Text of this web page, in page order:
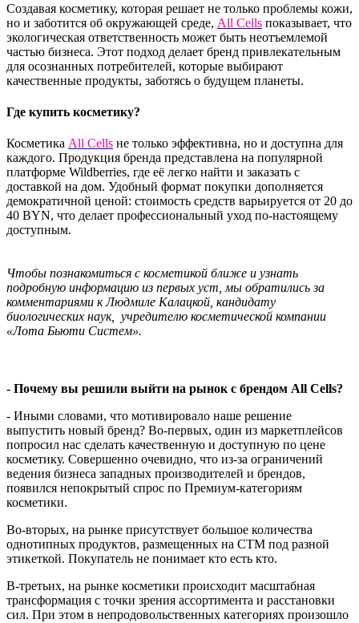
Создавая косметику, которая решает не только проблемы кожи,
но и заботится об окружающей среде, All Cells показывает, что
экологическая ответственность может быть неотъемлемой
частью бизнеса. Этот подход делает бренд привлекательным
для осознанных потребителей, которые выбирают
качественные продукты, заботясь о будущем планеты.
Где купить косметику?
Косметика All Cells не только эффективна, но и доступна для
каждого. Продукция бренда представлена на популярной
платформе Wildberries, где её легко найти и заказать с
доставкой на дом. Удобный формат покупки дополняется
демократичной ценой: стоимость средств варьируется от 20 до
40 BYN, что делает профессиональный уход по-настоящему
доступным.
Чтобы познакомиться с косметикой ближе и узнать
подробную информацию из первых уст, мы обратились за
комментариями к Людмиле Калацкой, кандидату
биологических наук, учредителю косметической компании
«Лота Бьюти Систем».
- Почему вы решили выйти на рынок с брендом All Cells?
- Иными словами, что мотивировало наше решение
выпустить новый бренд? Во-первых, один из маркетплейсов
попросил нас сделать качественную и доступную по цене
косметику. Совершенно очевидно, что из-за ограничений
ведения бизнеса западных производителей и брендов,
появился непокрытый спрос по Премиум-категориям
косметики.
Во-вторых, на рынке присутствует большое количества
однотипных продуктов, размещенных на СТМ под разной
этикеткой. Покупатель не понимает кто есть кто.
В-третьих, на рынке косметики происходит масштабная
трансформация с точки зрения ассортимента и расстановки
сил. При этом в непродовольственных категориях произошло